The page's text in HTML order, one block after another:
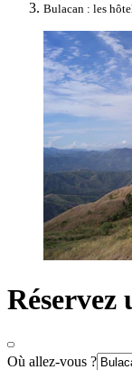
Bulacan : les
Réservez
Où allez-vous ?